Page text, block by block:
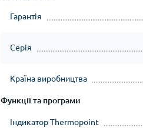
Гарантія
Серія
Країна виробництва
Функції та програми
Індикатор Thermopoint